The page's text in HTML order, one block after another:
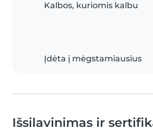
Kalbos, kuriomis kalbu
Įdėta į mėgstamiausius
Išsilavinimas ir